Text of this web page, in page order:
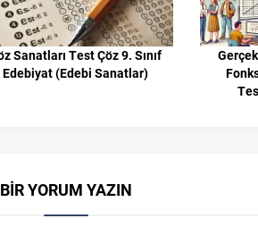
Sanatları Test Çöz 9. Sınıf
Edebiyat (Edebi Sanatlar)
BİR YORUM YAZIN